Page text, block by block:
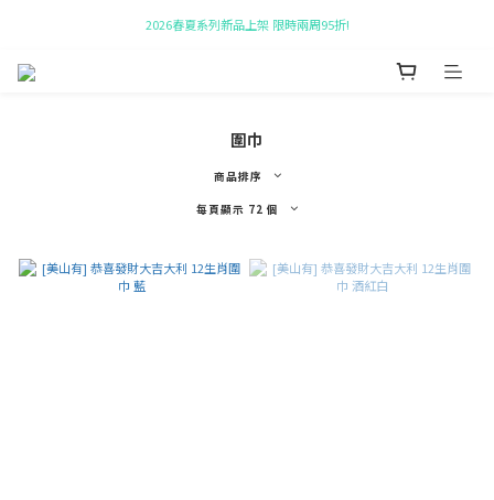
新會員即贈 $50購物金!
2026春夏系列新品上架 限時兩周95折!
圍巾
商品排序
每頁顯示 72 個